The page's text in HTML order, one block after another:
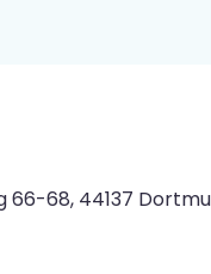
66-68, 44137